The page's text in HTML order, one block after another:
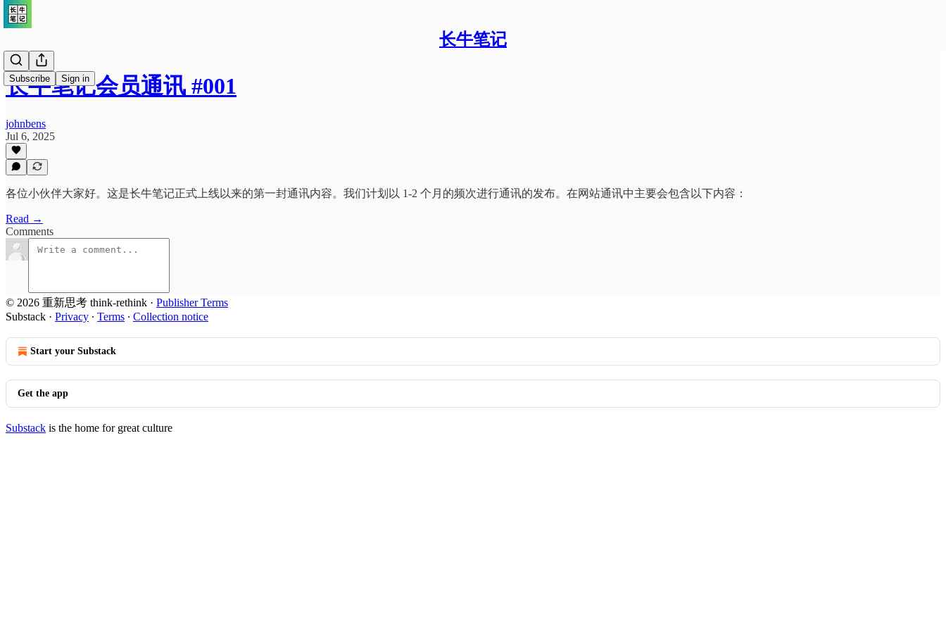
长牛笔记
Subscribe Sign in
长牛笔记会员通讯 #001
johnbens
Jul 6, 2025
各位小伙伴大家好。这是长牛笔记正式上线以来的第一封通讯内容。我们计划以 1-2 个月的频次进行通讯的发布。在网站通讯中主要会包含以下内容：
Read →
Comments
© 2026 重新思考 think-rethink · Publisher Terms
Substack · Privacy ∙ Terms ∙ Collection notice
Start your Substack
Get the app
Substack is the home for great culture